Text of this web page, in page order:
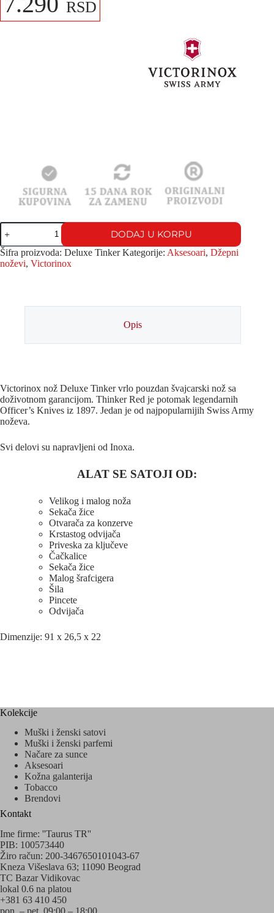
RSD
DODAJ U KORPU
Šifra proizvoda: Deluxe Tinker Kategorije: Aksesoari, Džepni
noževi, Victorinox
Opis
Victorinox nož Deluxe Tinker vrlo pouzdan švajcarski nož sa
doživotnom garancijom. Thinker Red je potomak legendarnih
Officer’s Knives iz 1897. Jedan je od najpopularnijih Swiss Army
noževa.
Svi delovi su napravljeni od Inoxa.
ALAT SE SATOJI OD:
Velikog i malog noža
Sekača žice
Otvarača za konzerve
Krstastog odvijača
Priveska za ključeve
Čačkalice
Sekača žice
Malog šrafcigera
Šila
Pincete
Odvijača
Dimenzije: 91 x 26,5 x 22
Kolekcije
Muški i ženski satovi
Muški i ženski parfemi
Načare za sunce
Aksesoari
Kožna galanterija
Tobacco
Brendovi
Kontakt
Ime firme: ''Taurus TR''
PIB: 100573440
Žiro račun: 200-3467650101043-67
Kneza Višeslava 63; 11090 Beograd
TC Bazar Vidikovac
lokal 0.6 na platou
+381 63 410 450